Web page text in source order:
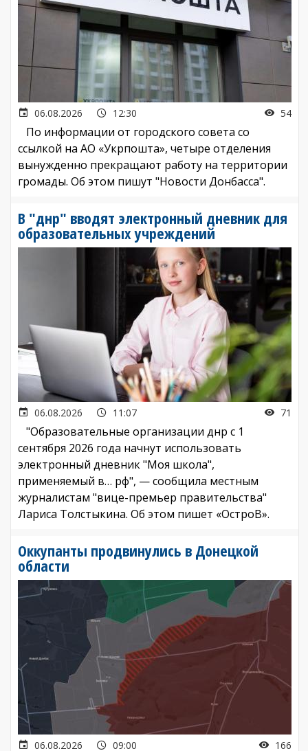
06.08.2026 12:30 54
По информации от городского совета со
ссылкой на АО «Укрпошта», четыре отделения
вынужденно прекращают работу на территории
громады. Об этом пишут "Новости Донбасса".
В "днр" вводят электронный дневник для
образовательных учреждений
06.08.2026 11:07 71
"Образовательные организации днр с 1
сентября 2026 года начнут использовать
электронный дневник "Моя школа",
применяемый в… рф", — сообщила местным
журналистам "вице-премьер правительства"
Лариса Толстыкина. Об этом пишет «ОстроВ».
Оккупанты продвинулись в Донецкой
области
06.08.2026 09:00 166